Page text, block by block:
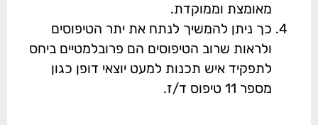
מאומצת וממוקדת.
כך ניתן להמשיך לנתח את יתר הטיפוסים
ולראות שרוב הטיפוסים הם פרובלמטיים ביחס
לתפקיד איש תכנות למעט יוצאי דופן כגון
מספר 11 טיפוס ד/ז.